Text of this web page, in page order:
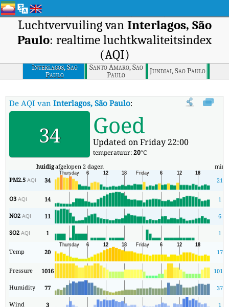
Luchtvervuiling van Interlagos, São
Paulo: realtime luchtkwaliteitsindex
(AQI)
Interlagos, Sao
Paulo
Santo Amaro, Sao
Paulo
Jundiai, Sao Paulo
De AQI vanInterlagos, São Paulo: De realtime
34 Goed
Updated on Friday 22:00
temperatuur:20°C
huidigafgelopen 2 dagen min
PM2.5AQI 34 21
O3AQI 14 1
NO2AQI 11 6
SO2AQI 1 1
Temp 20 17
Pressure 1016 1012
Humidity 77 37
Wind 3 1